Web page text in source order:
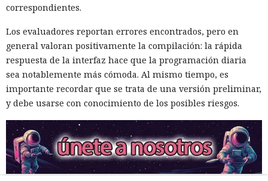
correspondientes.
Los evaluadores reportan errores encontrados, pero en
general valoran positivamente la compilación: la rápida
respuesta de la interfaz hace que la programación diaria
sea notablemente más cómoda. Al mismo tiempo, es
importante recordar que se trata de una versión preliminar,
y debe usarse con conocimiento de los posibles riesgos.